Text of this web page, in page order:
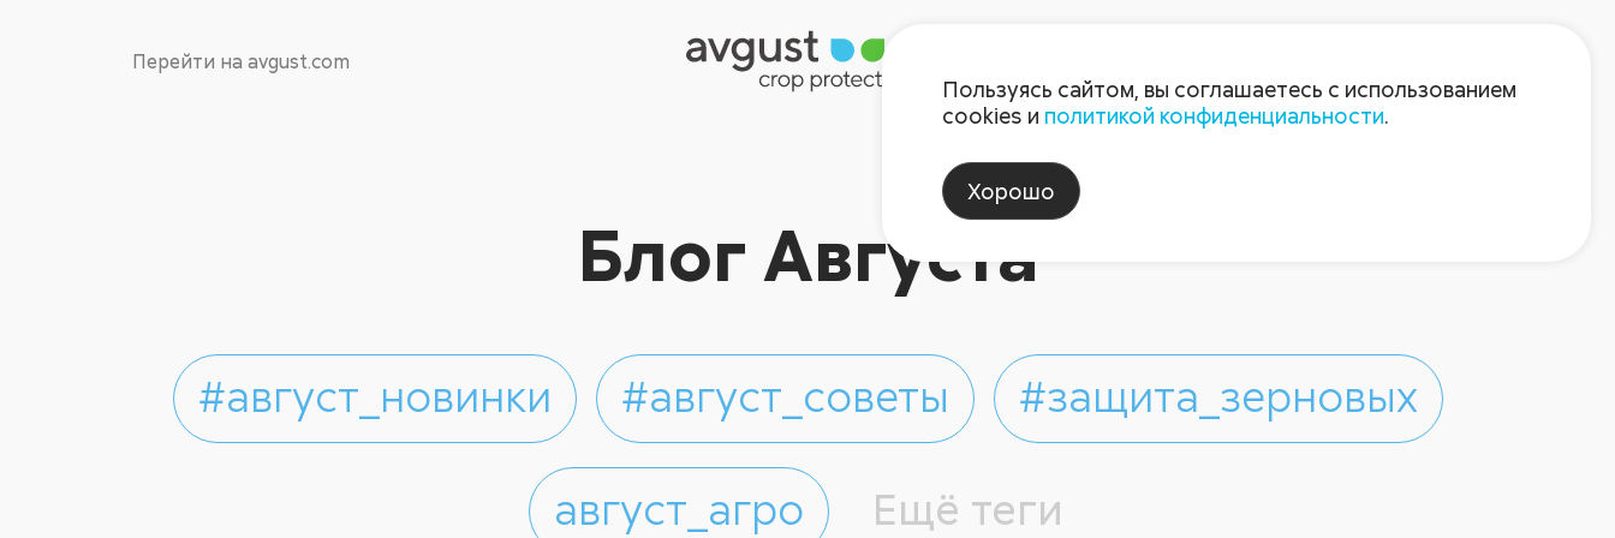
Перейти на avgust.com
Блог Августа
#август_новинки #август_советы #защита_зерновых
август_агро Ещё теги
Пользуясь сайтом, вы соглашаетесь с использованием
cookies и политикой конфиденциальности.
Хорошо